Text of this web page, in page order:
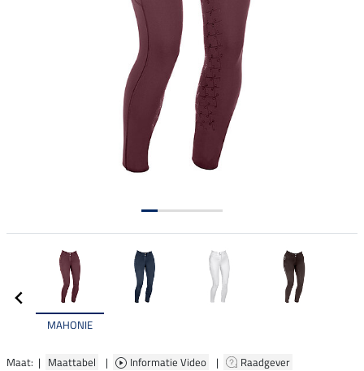
MAHONIE
Maat: | Maattabel | Informatie Video | Raadgever